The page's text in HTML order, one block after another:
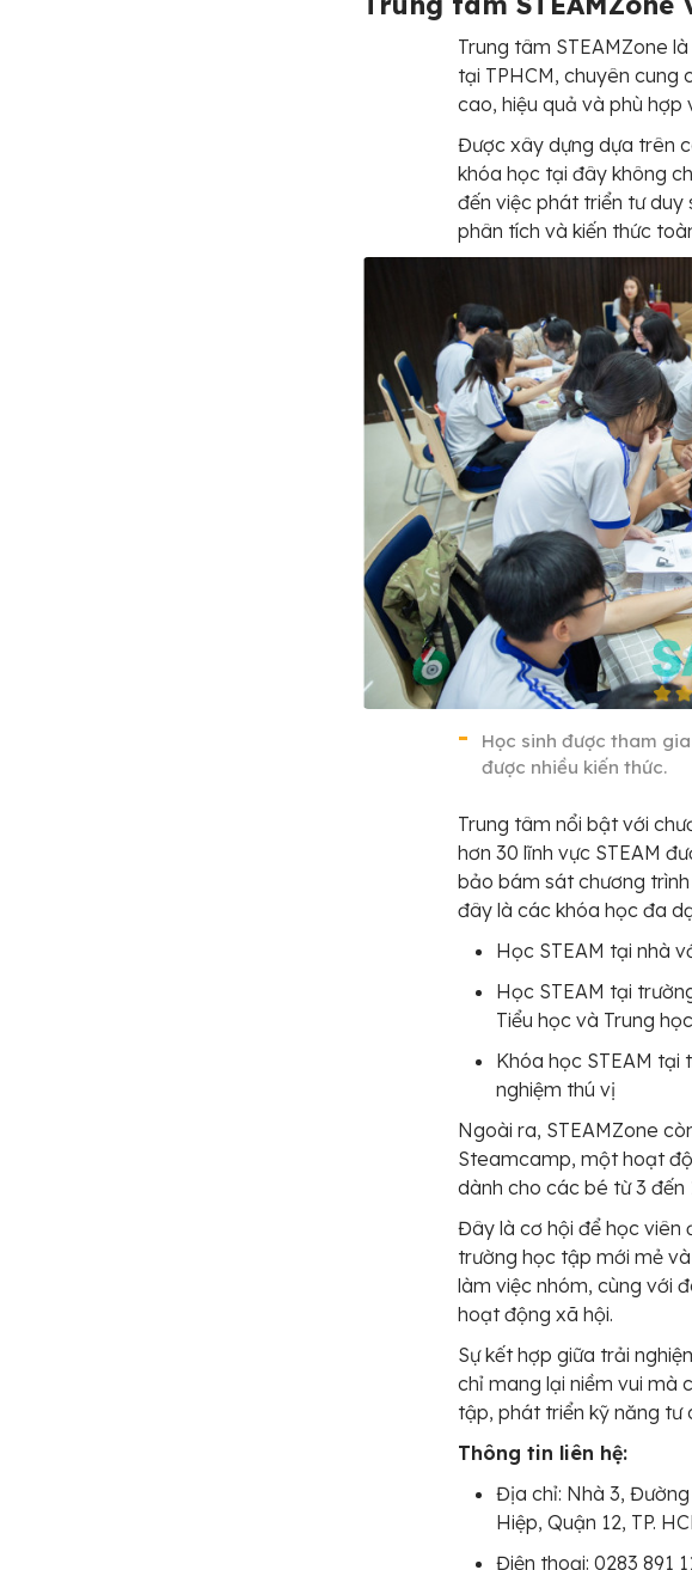
Trung tâm STEAMZone
tại TPHCM, chuyên cung
cao, hiệu quả và phù hợp
Được xây dựng dựa trên
khóa học tại đây không
đến việc phát triển tư
phân tích và kiến thức
Học sinh được tham
được nhiều kiến thức.
Trung tâm nổi bật với
hơn 30 lĩnh vực STEAM
bảo bám sát chương
đây là các khóa học đa
Học STEAM tại nhà
Học STEAM tại
Tiểu học và Trung học
Khóa học STEAM
nghiệm thú vị
Ngoài ra, STEAMZone
Steamcamp, một hoạt
dành cho các bé từ 3 đến
Đây là cơ hội để học viên
trường học tập mới mẻ
làm việc nhóm, cùng với
hoạt động xã hội.
Sự kết hợp giữa trải
chỉ mang lại niềm vui mà
tập, phát triển kỹ năng tư
Thông tin liên hệ:
Địa chỉ: Nhà 3, Đường
Hiệp, Quận 12, TP.
Điện thoại: 0283 891